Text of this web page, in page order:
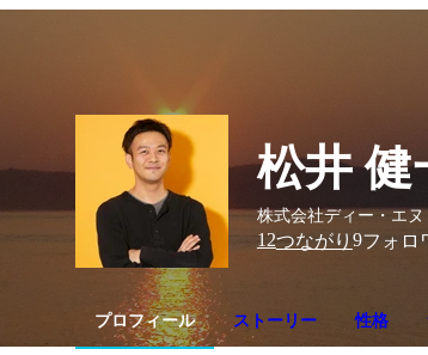
松井 健
株式会社ディー・エ
12つながり 9フォロ
プロフィール ストーリー 性格